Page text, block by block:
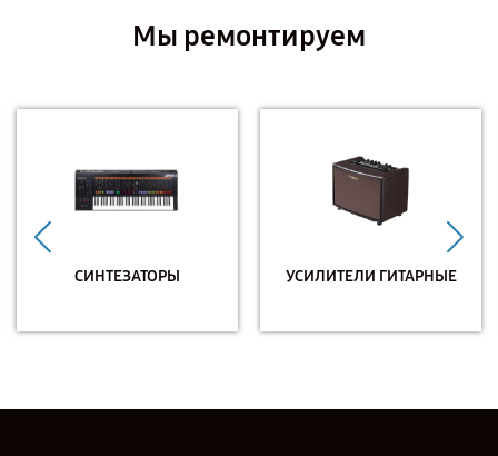
Мы ремонтируем
СИНТЕЗАТОРЫ УСИЛИТЕЛИ ГИТАРНЫЕ